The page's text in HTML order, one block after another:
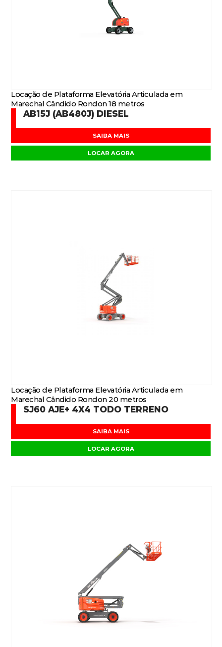
Locação de Plataforma Elevatória Articulada em
Marechal Cândido Rondon 18 metros
AB15J (AB480J) DIESEL
SAIBA MAIS
LOCAR AGORA
Locação de Plataforma Elevatória Articulada em
Marechal Cândido Rondon 20 metros
SJ60 AJE+ 4X4 TODO TERRENO
SAIBA MAIS
LOCAR AGORA